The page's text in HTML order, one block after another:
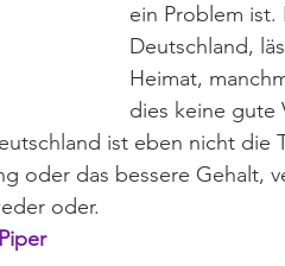
ein Problem ist.
Deutschland,
Heimat,
dies keine gute
ist eben nicht die
oder das bessere Gehalt,
oder.